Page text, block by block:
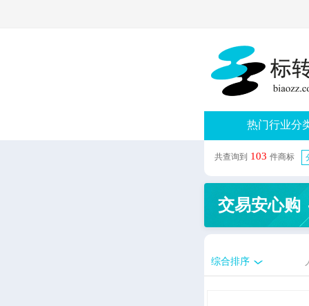
热门行业分
共查询到 103 件商标
交易安心购
综合排序